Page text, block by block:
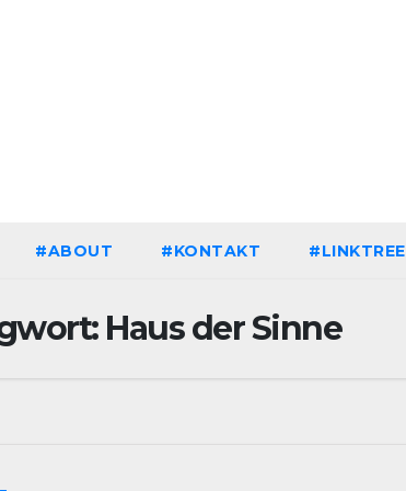
#ABOUT #KONTAKT #LINKTREE
Haus der Sinne